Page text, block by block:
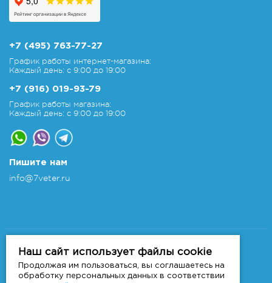
+7 (495) 763-77-27
График работы интернет-магазина:
Каждый день: с 9:00 до 19:00
+7 (916) 019-93-79
График работы магазина:
Каждый день: с 9:00 до 19:00
Пишите нам
info@7veter.ru
Интернет-магазин "На Семи Ветрах". Все права
Информация не является публичной офертой, которая
Наш сайт использует файлы cookie
Продолжая им пользоваться, вы соглашаетесь на
обработку персональных данных в соответствии